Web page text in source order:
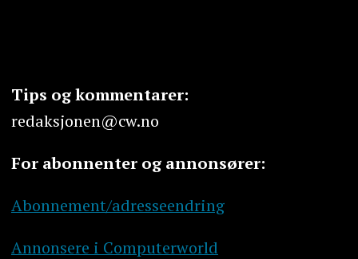
Tips og kommentarer:
redaksjonen@cw.no
For abonnenter og annonsører:
Abonnement/adresseendring
Annonsere i Computerworld